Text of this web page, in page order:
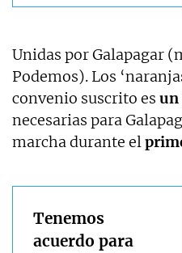
Unidas por Galapagar
Podemos). Los
convenio suscrito es un
necesarias para
marcha durante el
Tenemos
acuerdo para